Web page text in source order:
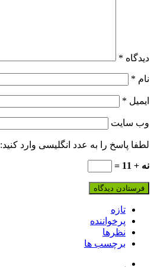
دیدگاه *
نام *
ایمیل *
وب‌ سایت
لطفا پاسخ را به عدد انگلیسی وارد کنید:
نه + 11 =
تازه
پرخواننده
نظرها
برچسب ها